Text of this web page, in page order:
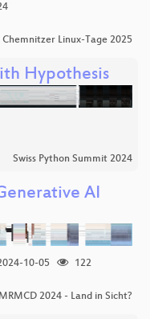
Chemnitzer Linux-Tage 2025
Hypothesis
Swiss Python Summit 2024
AI
10-05
122
MRMCD 2024 - Land in Sicht?